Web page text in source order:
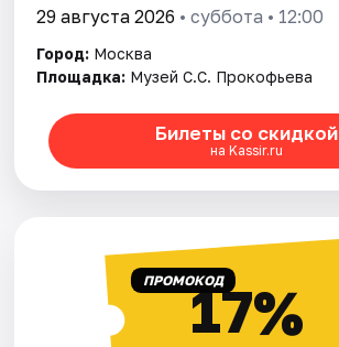
29 августа 2026 • суббота • 12:00
Город: Москва
Площадка: Музей С.С. Прокофьева
Билеты со скидкой
на Kassir.ru
ПРОМОКОД17%